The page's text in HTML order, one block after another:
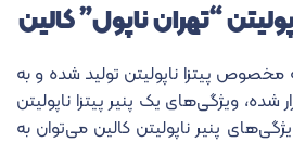
“تهران ناپول” کالین
مخصوص پیتزا ناپولیتن تولید شده و به
شده، ویژگی‌های یک پنیر پیتزا ناپولیتن
خوب را دارد. از مهم‌ترین ویژگی‌های پنیر ناپولیتن کالین می‎‌توان به